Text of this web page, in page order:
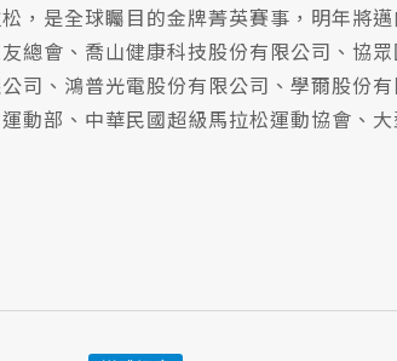
，是全球矚目的金牌菁英賽事，明年將
總會、喬山健康科技股份有限公司、協
司、鴻普光電股份有限公司、學爾股份
動部、中華民國超級馬拉松運動協會、